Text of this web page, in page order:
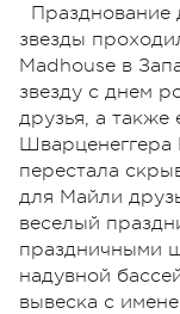
Празднование
звезды
Madhouse в
звезду с днем
друзья, а
Шварценеггера
перестала
для Майли
веселый
праздничными
надувной
вывеска с